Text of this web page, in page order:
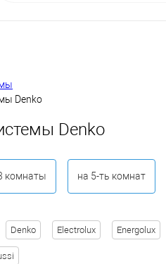
Denko
Denko
комнаты на 5-ть комнат
Denko Electrolux Energolux